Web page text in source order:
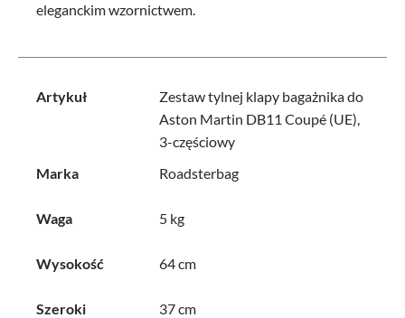
eleganckim wzornictwem.
Artykuł
Zestaw tylnej klapy bagażnika do
Aston Martin DB11 Coupé (UE),
3-częściowy
Marka
Roadsterbag
Waga 5 kg
Wysokość 64 cm
Szeroki 37 cm